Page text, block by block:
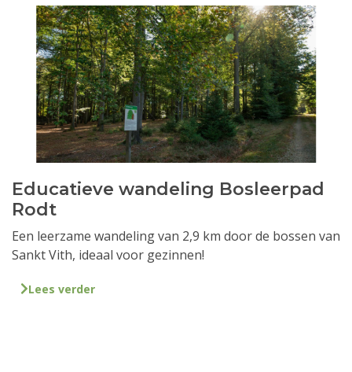
Educatieve wandeling Bosleerpad
Rodt
Een leerzame wandeling van 2,9 km door de bossen van
Sankt Vith, ideaal voor gezinnen!
Lees verder